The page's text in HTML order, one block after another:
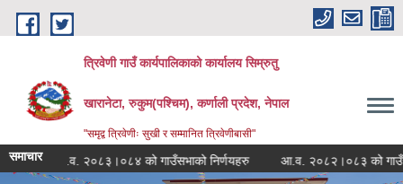
Skip to main content
त्रिवेणी गाउँ कार्यपालिकाको कार्यालय सिम्रुतु
खारानेटा, रुकुम(पश्‍चिम), कर्णाली प्रदेश, नेपाल
"समृद्व त्रिवेणीः सुखी र सम्मानित त्रिवेणीबासी"
समाचार आ.व. २०८३।०८४ को गाउँसभाको निर्णयहरु आ.व. २०८२।०८३ को गाउँसभाको